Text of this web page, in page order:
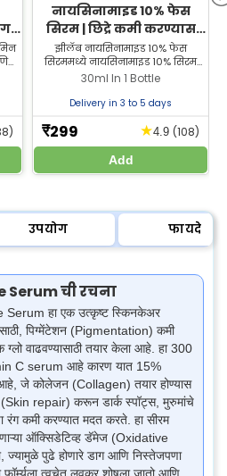
नायसिनामाइड 10% फेस
सिरम | छिद्रे कमी करण्यास
आणि त्वचेची चमक सुधारण्यास
मदत करते
झीलॅब नायसिनामाइड 10% फेस
सिरममध्ये नायसिनामाइड 10% सिरम
आहे, जे मुरुमे आणि त्वचेच्या टेक्स्चरसाठी
झीलॅब फार्मसीमधून सर्वोत्तम किमतीत
30ml In 1 Bottle
Delivery in 3 to 5 days
₹299 ★4.9 (108)
Add
उपयोग फायदे
Serum ची रचना
हा एक उत्कृष्ट स्किनकेअर
पिग्मेंटेशन (Pigmentation) कमी
वाढवण्यासाठी तयार केला आहे. हा 300
C serum आहे कारण यात 15%
जे कोलेजन (Collagen) तयार होण्यास
repair) करून डार्क स्पॉट्स, मुरुमांचे
रंग कमी करण्यात मदत करते. हा सीरम
ऑक्सिडेटिव्ह डॅमेज (Oxidative
ज्यामुळे पुढे होणारे डाग आणि निस्तेजपणा
त्वचेत लवकर शोषला जातो आणि